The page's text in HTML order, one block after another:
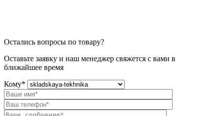
Остались вопросы по товару?
Оставьте заявку и наш менеджер свяжется с вами в
ближайшее время
Кому*